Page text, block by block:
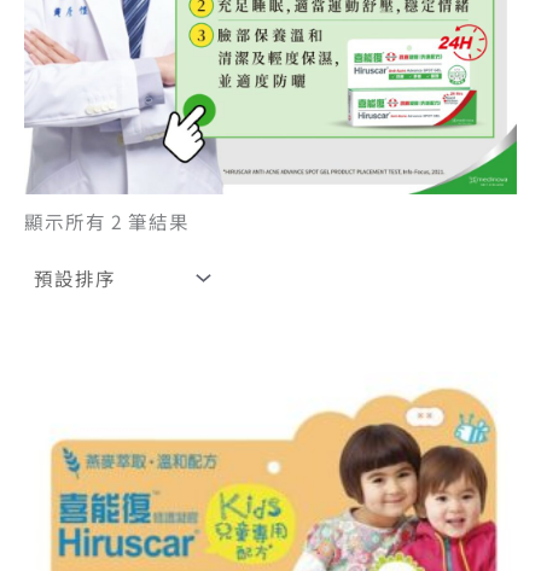
顯示所有 2 筆結果
始
價
格：
NT$ 1,600。
目
前
價
格：
NT$ 1,392。